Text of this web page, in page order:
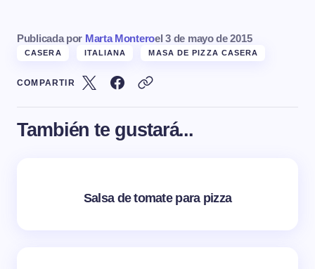
Publicada por Marta Monteroel 3 de mayo de 2015
CASERA ITALIANA MASA DE PIZZA CASERA
COMPARTIR
También te gustará...
Salsa de tomate para pizza